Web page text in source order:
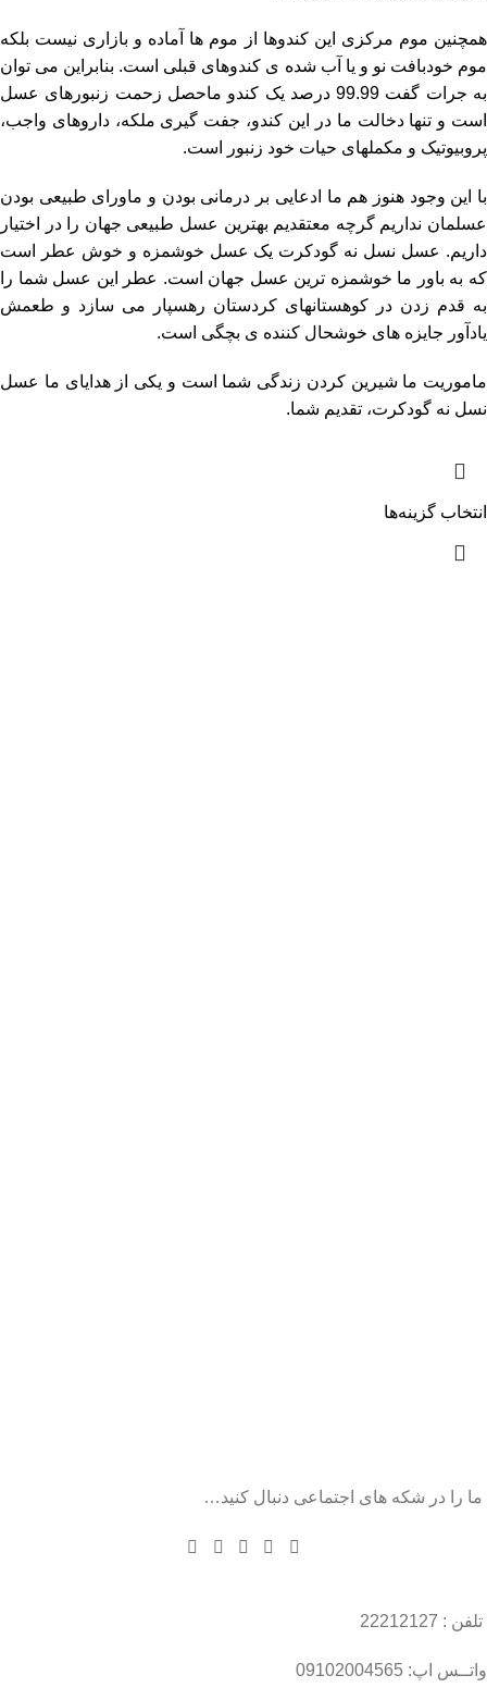
همچنین موم مرکزی این کندوها از موم ها آماده و بازاری نیست بلکه
موم خودبافت نو و یا آب شده ی کندوهای قبلی است. بنابراین می توان
به جرات گفت 99.99 درصد یک کندو ماحصل زحمت زنبورهای عسل
است و تنها دخالت ما در این کندو، جفت گیری ملکه، داروهای واجب،
پروبیوتیک و مکملهای حیات خود زنبور است.
با این وجود هنوز هم ما ادعایی بر درمانی بودن و ماورای طبیعی بودن
عسلمان نداریم گرچه معتقدیم بهترین عسل طبیعی جهان را در اختیار
داریم. عسل نسل نه گودکرت یک عسل خوشمزه و خوش عطر است
که به باور ما خوشمزه ترین عسل جهان است. عطر این عسل شما را
به قدم زدن در کوهستانهای کردستان رهسپار می سازد و طعمش
یادآور جایزه های خوشحال کننده ی بچگی است.
ماموریت ما شیرین کردن زندگی شما است و یکی از هدایای ما عسل
نسل نه گودکرت، تقدیم شما.
انتخاب گزینه‌ها
ما را در شکه های اجتماعی دنبال کنید…
تلفن : 22212127
واتــس اپ: 09102004565